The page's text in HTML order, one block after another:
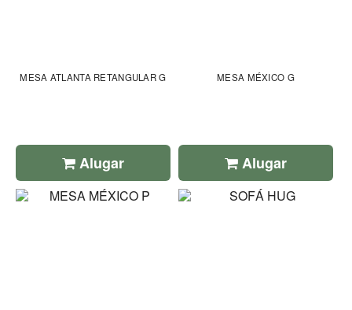
MESA ATLANTA RETANGULAR G
Alugar
MESA MÉXICO G
Alugar